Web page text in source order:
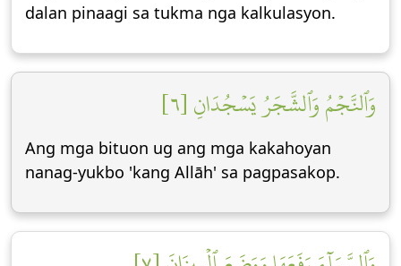
dalan pinaagi sa tukma nga kalkulasyon.
وَٱلنَّجۡمُ وَٱلشَّجَرُ يَسۡجُدَانِ [٦]
Ang mga bituon ug ang mga kakahoyan
nanag-yukbo 'kang Allāh' sa pagpasakop.